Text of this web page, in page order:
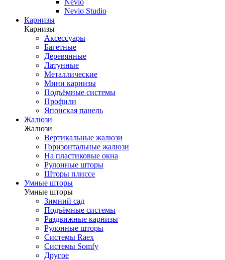
Nevio
Nevio Studio
Карнизы
Карнизы
Аксессуары
Багетные
Деревянные
Латунные
Металлические
Мини карнизы
Подъёмные системы
Профили
Японская панель
Жалюзи
Жалюзи
Вертикальные жалюзи
Горизонтальные жалюзи
На пластиковые окна
Рулонные шторы
Шторы плиссе
Умные шторы
Умные шторы
Зимний сад
Подъёмные системы
Раздвижные карнизы
Рулонные шторы
Системы Raex
Системы Somfy
Другое